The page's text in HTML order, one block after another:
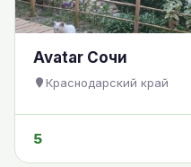
Avatar Сочи
Краснодарский край
5